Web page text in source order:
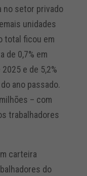
no setor privado
unidades
total ficou em
de 0,7% em
e de 5,2%
ano passado.
– com
trabalhadores
carteira
do